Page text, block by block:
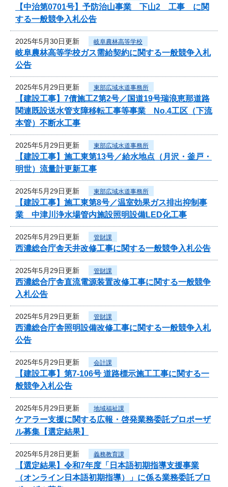
【中治第0701号】予防治山事業 下山2 工事 に関
する一般競争入札公告
2025年5月30日更新 岐阜農林高等学校
岐阜農林高等学校ガス需給契約に関する一般競争入札
公告
2025年5月29日更新 東部広域水道事務所
【建設工事】7債施工Z第2号／国道19号瑞浪恵那道路
関連既設送水管支障移転工事等事業 No.4工区（下流
本管）不断水工事
2025年5月29日更新 東部広域水道事務所
【建設工事】施工東第13号／給水地点（月沢・釜戸・
明世）流量計更新工事
2025年5月29日更新 東部広域水道事務所
【建設工事】施工東第8号／温室効果ガス排出抑制事
業 中津川浄水場管内施設照明設備LED化工事
2025年5月29日更新 管財課
西濃総合庁舎天井改修工事に関する一般競争入札公告
2025年5月29日更新 管財課
西濃総合庁舎直流電源装置改修工事に関する一般競争
入札公告
2025年5月29日更新 管財課
西濃総合庁舎照明設備改修工事に関する一般競争入札
公告
2025年5月29日更新 会計課
【建設工事】第7-106号 道路標示施工工事に関する一
般競争入札公告
2025年5月29日更新 地域福祉課
ケアラー支援に関する広報・啓発業務委託プロポーザ
ル募集【選定結果】
2025年5月28日更新 義務教育課
【選定結果】令和7年度「日本語初期指導支援事業
（オンライン日本語初期指導）」に係る業務委託プロ